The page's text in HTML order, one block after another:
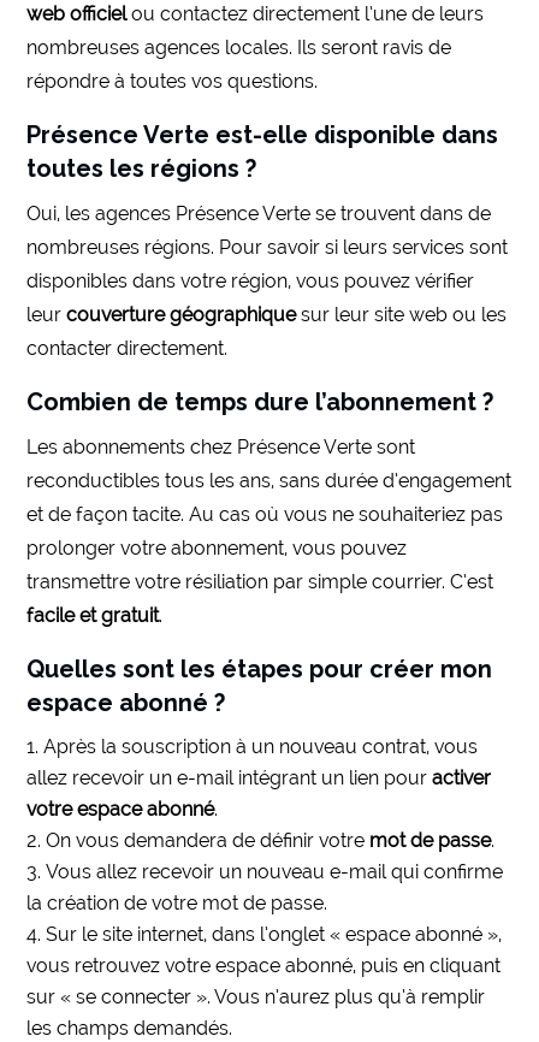
web officielou contactez directement l’une de leurs
nombreuses agences locales. Ils seront ravis de
répondre à toutes vos questions.
Présence Verte est-elle disponible dans
toutes les régions ?
Oui, les agences Présence Verte se trouvent dans de
nombreuses régions. Pour savoir si leurs services sont
disponibles dans votre région, vous pouvez vérifier
leurcouverture géographiquesur leur site web ou les
contacter directement.
Combien de temps dure l’abonnement ?
Les abonnements chez Présence Verte sont
reconductibles tous les ans, sans durée d’engagement
et de façon tacite. Au cas où vous ne souhaiteriez pas
prolonger votre abonnement, vous pouvez
transmettre votre résiliation par simple courrier. C’est
facile et gratuit.
Quelles sont les étapes pour créer mon
espace abonné ?
Après la souscription à un nouveau contrat, vous
allez recevoir un e-mail intégrant un lien pouractiver
votre espace abonné.
On vous demandera de définir votre mot de passe.
Vous allez recevoir un nouveau e-mail qui confirme
la création de votre mot de passe.
Sur le site internet, dans l’onglet « espace abonné »,
vous retrouvez votre espace abonné, puis en cliquant
sur « se connecter ». Vous n’aurez plus qu’à remplir
les champs demandés.